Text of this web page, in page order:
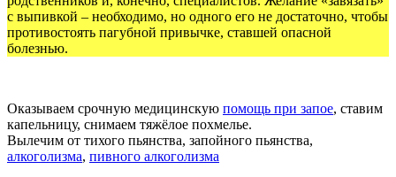
с выпивкой – необходимо, но одного его не достаточно, чтобы
противостоять пагубной привычке, ставшей опасной
болезнью.
Оказываем срочную медицинскую помощь при запое, ставим
капельницу, снимаем тяжёлое похмелье.
Вылечим от тихого пьянства, запойного пьянства,
алкоголизма, пивного алкоголизма